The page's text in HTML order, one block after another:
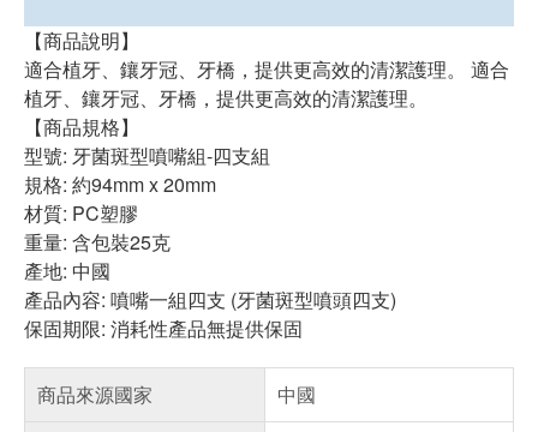
【商品說明】
適合植牙、鑲牙冠、牙橋，提供更高效的清潔護理。 適合
植牙、鑲牙冠、牙橋，提供更高效的清潔護理。
【商品規格】
型號: 牙菌斑型噴嘴組-四支組
規格: 約94mm x 20mm
材質: PC塑膠
重量: 含包裝25克
產地: 中國
產品內容: 噴嘴一組四支 (牙菌斑型噴頭四支)
保固期限: 消耗性產品無提供保固
商品來源國家 中國